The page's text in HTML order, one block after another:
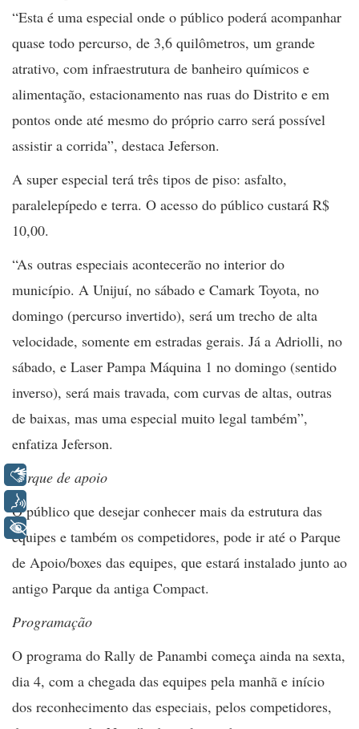
“Esta é uma especial onde o público poderá acompanhar
quase todo percurso, de 3,6 quilômetros, um grande
atrativo, com infraestrutura de banheiro químicos e
alimentação, estacionamento nas ruas do Distrito e em
pontos onde até mesmo do próprio carro será possível
assistir a corrida”, destaca Jeferson.
A super especial terá três tipos de piso: asfalto,
paralelepípedo e terra. O acesso do público custará R$
10,00.
“As outras especiais acontecerão no interior do
município. A Unijuí, no sábado e Camark Toyota, no
domingo (percurso invertido), será um trecho de alta
velocidade, somente em estradas gerais. Já a Adriolli, no
sábado, e Laser Pampa Máquina 1 no domingo (sentido
inverso), será mais travada, com curvas de altas, outras
de baixas, mas uma especial muito legal também”,
enfatiza Jeferson.
Parque de apoio
O público que desejar conhecer mais da estrutura das
equipes e também os competidores, pode ir até o Parque
de Apoio/boxes das equipes, que estará instalado junto ao
antigo Parque da antiga Compact.
Programação
O programa do Rally de Panambi começa ainda na sexta,
dia 4, com a chegada das equipes pela manhã e início
dos reconhecimento das especiais, pelos competidores,
Libras